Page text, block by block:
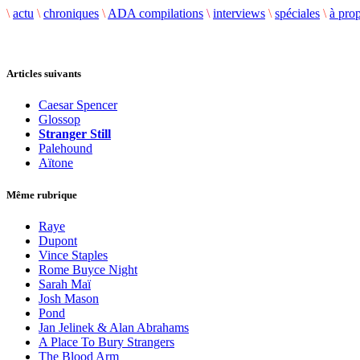
\ actu \ chroniques \ ADA compilations \ interviews \ spéciales \ à
Articles suivants
Caesar Spencer
Glossop
Stranger Still
Palehound
Aïtone
Même rubrique
Raye
Dupont
Vince Staples
Rome Buyce Night
Sarah Maï
Josh Mason
Pond
Jan Jelinek & Alan Abrahams
A Place To Bury Strangers
The Blood Arm